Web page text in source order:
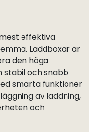
effektiva
Laddboxar är
den höga
stabil och snabb
smarta funktioner
av laddning,
och